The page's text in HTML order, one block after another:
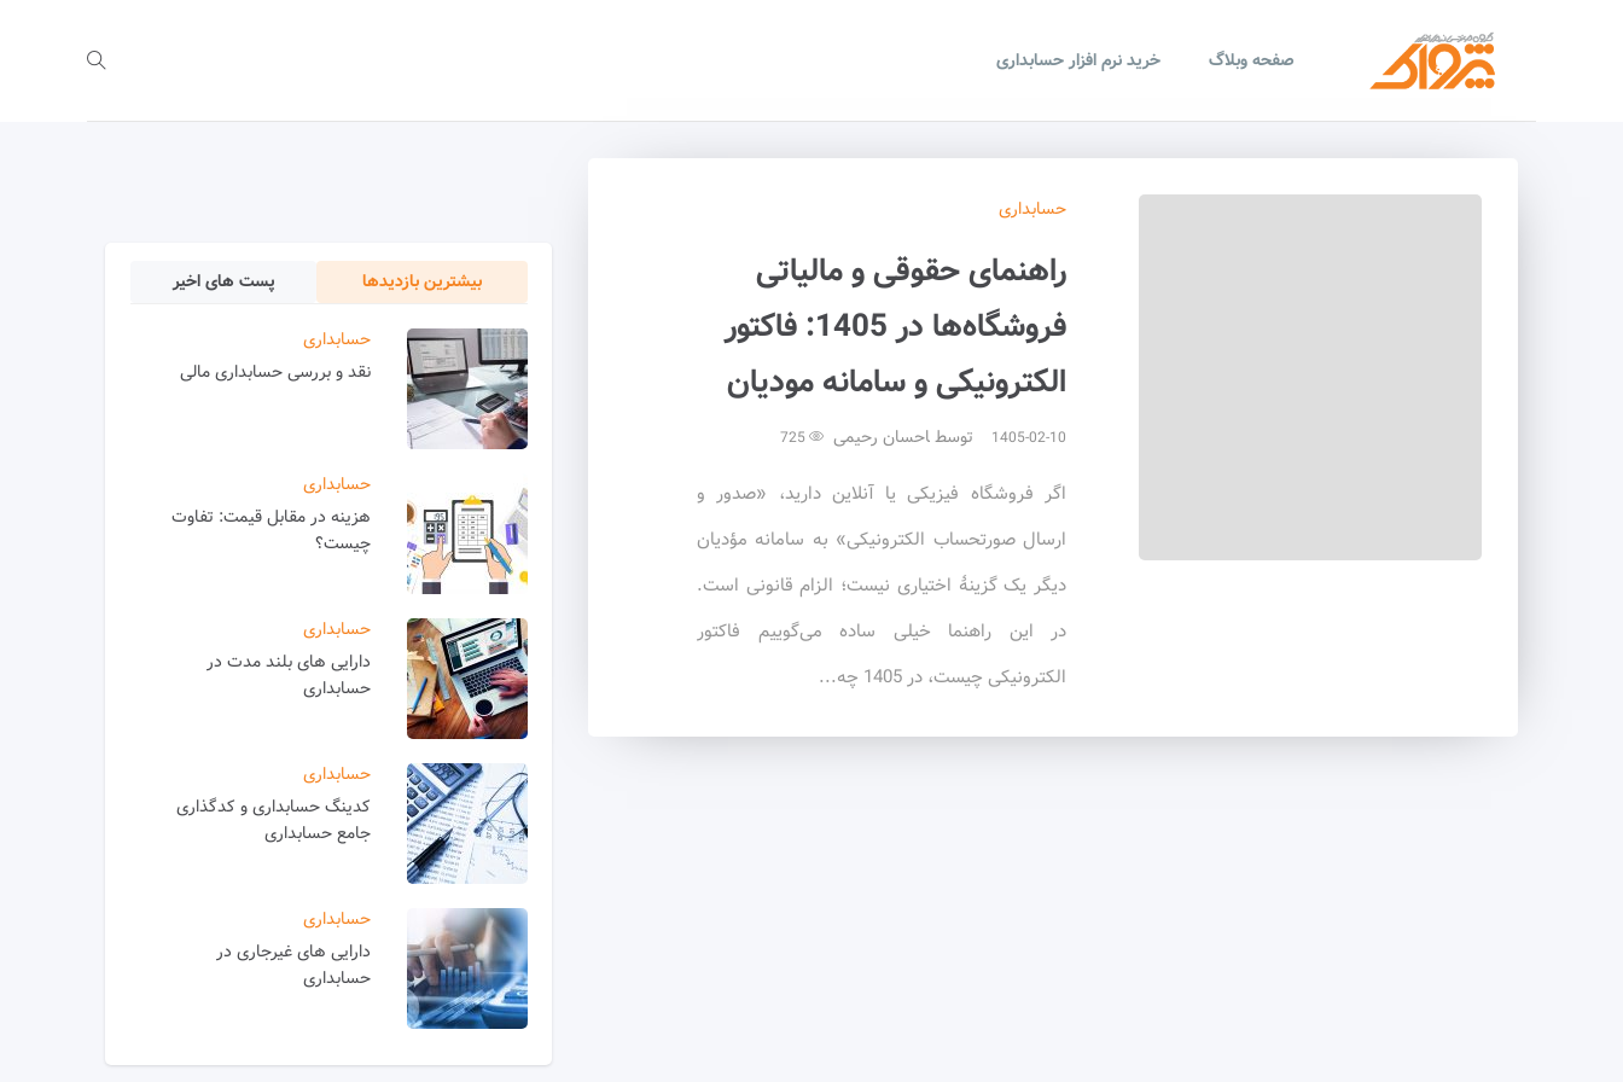
صفحه وبلاگ خرید نرم افزار حسابداری
حسابداری
راهنمای حقوقی و مالیاتی
فروشگاه‌ها در 1405: فاکتور
الکترونیکی و سامانه مودیان
1405-02-10 توسط احسان رحیمی
اگر فروشگاه فیزیکی یا آنلاین دارید، «صدور و
ارسال صورتحساب الکترونیکی» به سامانه مؤدیان
دیگر یک گزینهٔ اختیاری نیست؛ الزام قانونی است.
در این راهنما خیلی ساده می‌گوییم فاکتور
الکترونیکی چیست، در 1405 چه...
بیشترین بازدیدها پست های اخیر
حسابداری
نقد و بررسی حسابداری مالی
حسابداری
هزینه در مقابل قیمت: تفاوت
چیست؟
حسابداری
دارایی های بلند مدت در
حسابداری
حسابداری
کدینگ حسابداری و کدگذاری
جامع حسابداری
حسابداری
دارایی های غیرجاری در
حسابداری